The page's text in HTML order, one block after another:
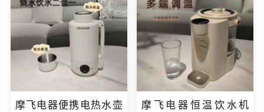
摩飞电器便携电热水壶
摩飞电器恒温饮水机